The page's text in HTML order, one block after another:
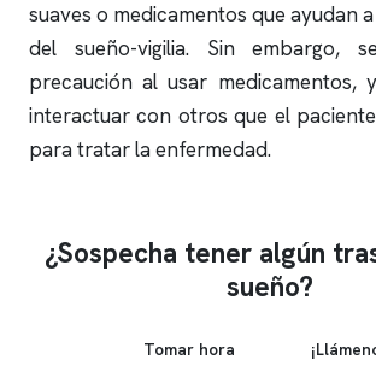
suaves o medicamentos que ayudan
del sueño-vigilia. Sin embargo,
precaución al usar medicamentos,
interactuar con otros que el
para tratar la enfermedad.
¿Sospecha tener algún
sueño?
Tomar hora